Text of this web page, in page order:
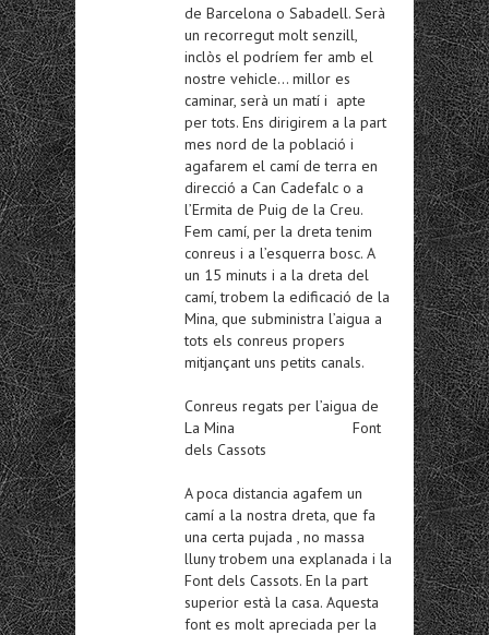
de Barcelona o Sabadell. Serà
un recorregut molt senzill,
inclòs el podríem fer amb el
nostre vehicle… millor es
caminar, serà un matí i apte
per tots. Ens dirigirem a la part
mes nord de la població i
agafarem el camí de terra en
direcció a Can Cadefalc o a
l’Ermita de Puig de la Creu.
Fem camí, per la dreta tenim
conreus i a l’esquerra bosc. A
un 15 minuts i a la dreta del
camí, trobem la edificació de la
Mina, que subministra l’aigua a
tots els conreus propers
mitjançant uns petits canals.
Conreus regats per l’aigua de
La Mina Font
dels Cassots
A poca distancia agafem un
camí a la nostra dreta, que fa
una certa pujada , no massa
lluny trobem una explanada i la
Font dels Cassots. En la part
superior està la casa. Aquesta
font es molt apreciada per la